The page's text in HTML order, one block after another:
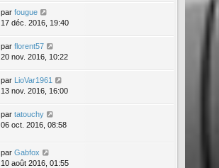
par fougue
17 déc. 2016, 19:40
par florent57
20 nov. 2016, 10:22
par LioVar1961
13 nov. 2016, 16:00
par tatouchy
06 oct. 2016, 08:58
par Gabfox
10 août 2016, 01:55